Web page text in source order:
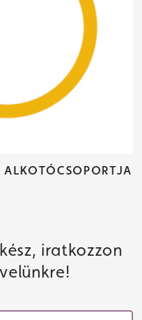
iratkozzon